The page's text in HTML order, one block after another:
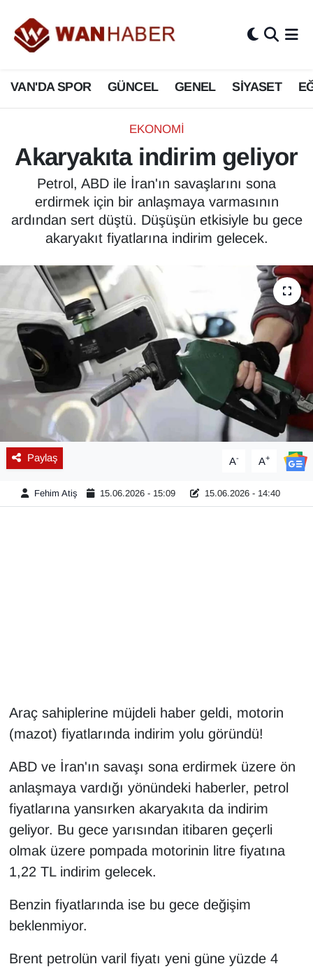
VAN'DA SPOR GÜNCEL GENEL SİYASET
EKONOMİ
Akaryakıta indirim geliyor
Petrol, ABD ile İran'ın savaşlarını sona
erdirmek için bir anlaşmaya varmasının
ardından sert düştü. Düşüşün etkisiyle bu gece
akaryakıt fiyatlarına indirim gelecek.
Paylaş A- A+
Fehim Atiş 15.06.2026 - 15:09 15.06.2026 - 14:40
Araç sahiplerine müjdeli haber geldi, motorin
(mazot) fiyatlarında indirim yolu göründü!
ABD ve İran'ın savaşı sona erdirmek üzere ön
anlaşmaya vardığı yönündeki haberler, petrol
fiyatlarına yansırken akaryakıta da indirim
geliyor. Bu gece yarısından itibaren geçerli
olmak üzere pompada motorinin litre fiyatına
1,22 TL indirim gelecek.
Benzin fiyatlarında ise bu gece değişim
beklenmiyor.
Brent petrolün varil fiyatı yeni güne yüzde 4
3.SAYFA
ASAYİŞ
BİLİM VE TEKNOLOJİ
Biyografi
Bölge Haberleri
ÇEVRE
Deprem
Dernekler, Odalar
Diğer
DÜNYA
EĞİTİM
EKONOMİ
HABERDE İNSAN
İngilizce
Kadın
Kamu Alımları
Kim Kimdir?
Kültür & Sanat
Van Nöbetçi Eczaneler
Van Hava Durumu
Van Namaz Vakitleri
Van Trafik Yoğunluk Haritası
Süper Lig Puan Durumu ve Fikstür
Tüm Manşetler
Son Dakika Haberleri
Haber Arşivi